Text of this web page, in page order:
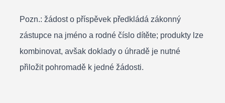
Pozn.: žádost o příspěvek předkládá zákonný
zástupce na jméno a rodné číslo dítěte; produkty lze
kombinovat, avšak doklady o úhradě je nutné
přiložit pohromadě k jedné žádosti.